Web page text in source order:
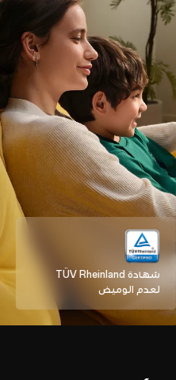
شهادة TÜV Rheinland
لعدم الوميض